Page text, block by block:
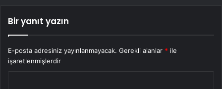
Bir yanıt yazın
E-posta adresiniz yayınlanmayacak. Gerekli alanlar * ile
işaretlenmişlerdir